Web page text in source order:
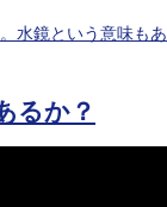
水鏡という意味もあ
るか？